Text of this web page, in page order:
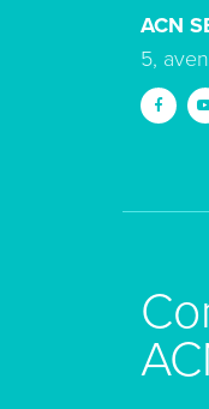
ACN
5,